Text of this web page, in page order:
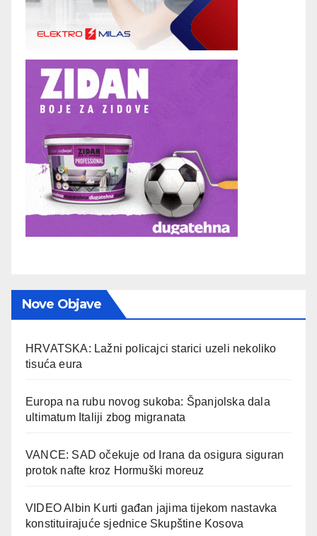
Nove Objave
HRVATSKA: Lažni policajci starici uzeli nekoliko
tisuća eura
Europa na rubu novog sukoba: Španjolska dala
ultimatum Italiji zbog migranata
VANCE: SAD očekuje od Irana da osigura siguran
protok nafte kroz Hormuški moreuz
VIDEO Albin Kurti gađan jajima tijekom nastavka
konstituirajuće sjednice Skupštine Kosova